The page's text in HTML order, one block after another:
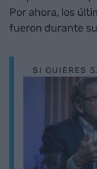
Por ahora, los
fueron durante
SI QUIERES